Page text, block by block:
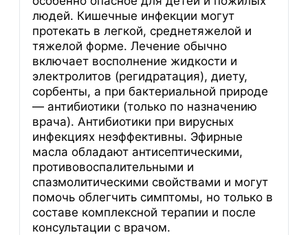
людей. Кишечные инфекции могут
протекать в легкой, среднетяжелой и
тяжелой форме. Лечение обычно
включает восполнение жидкости и
электролитов (регидратация), диету,
сорбенты, а при бактериальной природе
— антибиотики (только по назначению
врача). Антибиотики при вирусных
инфекциях неэффективны. Эфирные
масла обладают антисептическими,
противовоспалительными и
спазмолитическими свойствами и могут
помочь облегчить симптомы, но только в
составе комплексной терапии и после
консультации с врачом.